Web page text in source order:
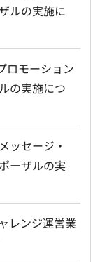
ルの実施に
ロモーション
の実施につ
ッセージ・
ーザルの実
レンジ運営業